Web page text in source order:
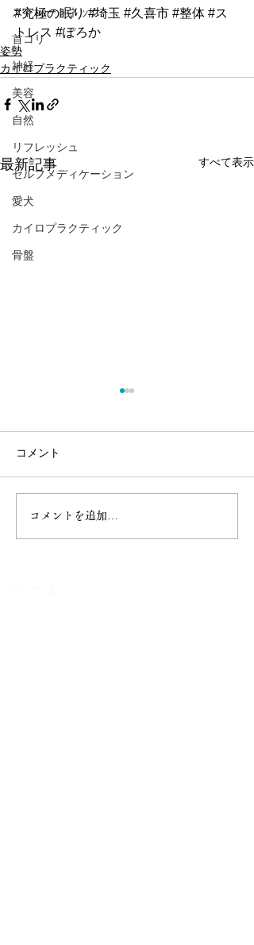
ストレートネック
首コリ
神経
美容
自然
リフレッシュ
セルフメディケーション
愛犬
カイロプラクティック
骨盤
#究極の眠り #埼玉 #久喜市 #整体 #ス
トレス #ぽろか
姿勢
カイロプラクティック
最新記事 すべて表示
【安定期～臨月までOK】
妊娠中の腰痛・足のむく
コメント
コメントを追加…